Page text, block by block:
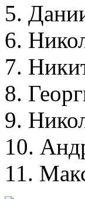
5.
6.
7.
8.
9.
10.
11.